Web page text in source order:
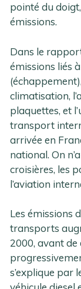
pointé du
émissions.
Dans le
émissions liés
climatisation,
plaquettes, et
transport
arrivée en
national. On
croisières, les
l’aviation
Les émissions
transports
2000, avant
s’explique par